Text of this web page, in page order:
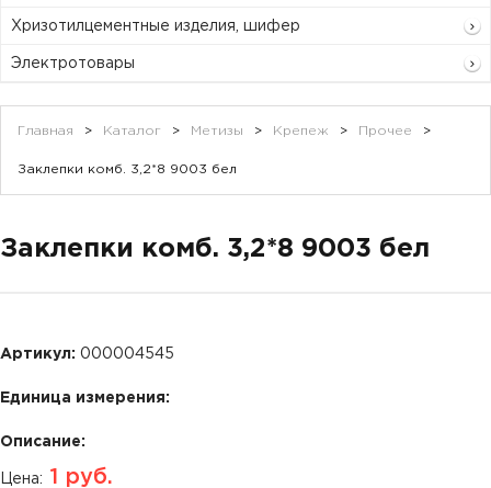
Хризотилцементные изделия, шифер
Электротовары
Главная > Каталог > Метизы > Крепеж > Прочее >
Заклепки комб. 3,2*8 9003 бел
Заклепки комб. 3,2*8 9003 бел
Артикул: 000004545
Единица измерения:
Описание:
Цена: 1 руб.